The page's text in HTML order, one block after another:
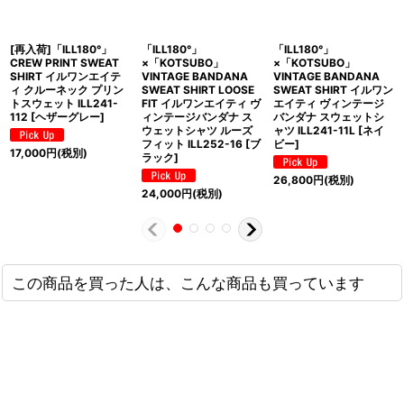
[再入荷]「ILL180°」
CREW PRINT SWEAT
SHIRT イルワンエイテ
ィ クルーネック プリン
トスウェット ILL241-
112 [ヘザーグレー]
17,000円(税別)
「ILL180°」
×「KOTSUBO」
VINTAGE BANDANA
SWEAT SHIRT LOOSE
FIT イルワンエイティ ヴ
ィンテージバンダナ ス
ウェットシャツ ルーズ
フィット ILL252-16 [ブ
ラック]
24,000円(税別)
「ILL180°」
×「KOTSUBO」
VINTAGE BANDANA
SWEAT SHIRT イルワン
エイティ ヴィンテージ
バンダナ スウェットシ
ャツ ILL241-11L [ネイ
ビー]
26,800円(税別)
この商品を買った人は、こんな商品も買っています